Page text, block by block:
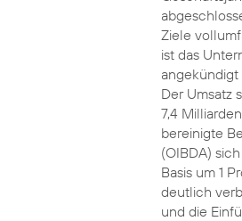
Ziele
ist das
Der Umsatz
7,4
bereinigte
(OIBDA)
Basis um 1
deutlich
und die